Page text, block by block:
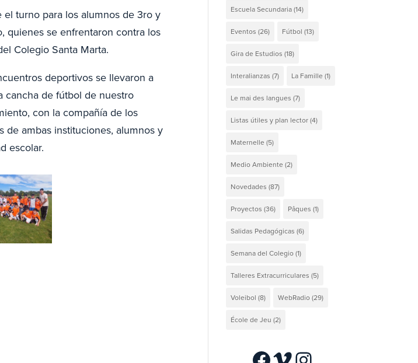
el turno para los alumnos de 3ro y
quienes se enfrentaron contra los
Colegio Santa Marta.
deportivos se llevaron a
cancha de fútbol de nuestro
con la compañía de los
de ambas instituciones, alumnos y
escolar.
Escuela Secundaria(14)
Eventos (26) Fútbol (13)
Gira de Estudios (18)
Interalianzas (7) La Famille (1)
Le mai des langues (7)
Listas útiles y plan lector(4)
Maternelle (5)
Medio Ambiente (2)
Novedades (87)
Proyectos (36) Pâques (1)
Salidas Pedagógicas (6)
Semana del Colegio(1)
Talleres Extracurriculares (5)
Voleibol (8) WebRadio(29)
École de Jeu (2)